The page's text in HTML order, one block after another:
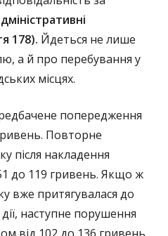
178). Йдеться не лише
а й про перебування у
місцях.
попередження
Повторне
після накладення
до 119 гривень. Якщо ж
вже притягувалася до
дії, наступне порушення